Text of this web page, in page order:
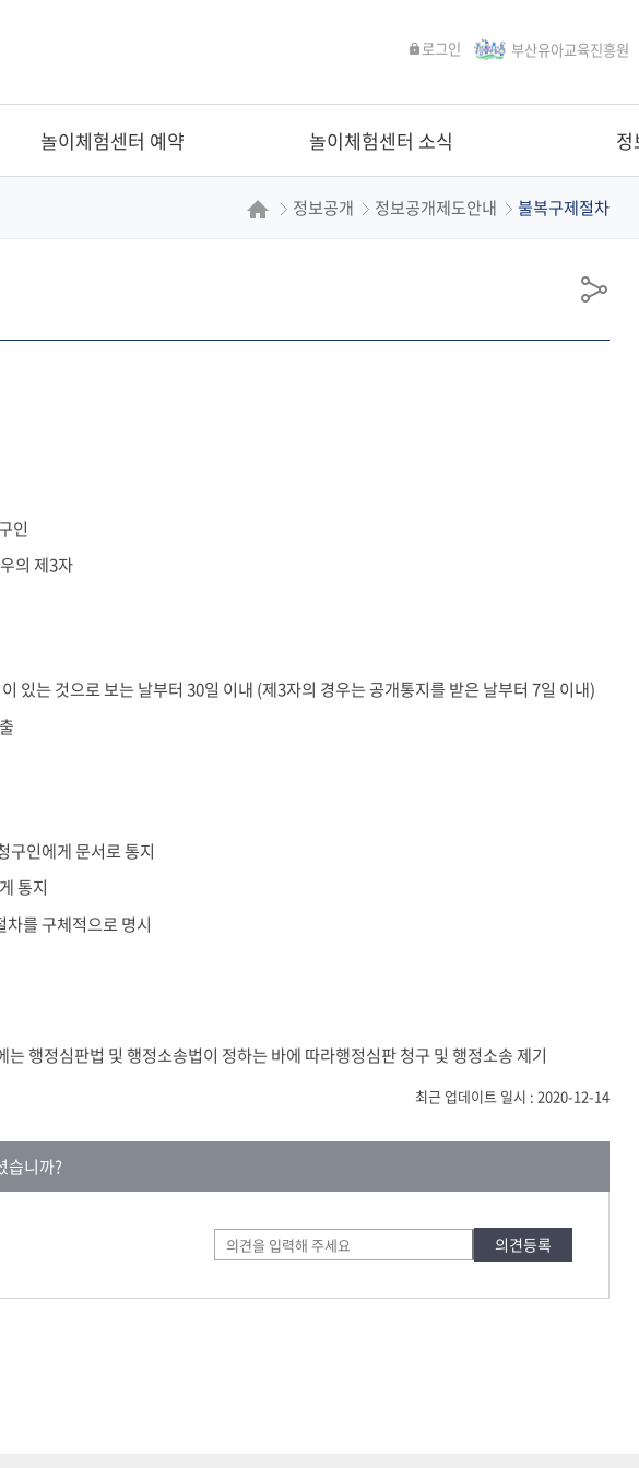
놀이체험센터 예약 놀이체험센터 소식
로그인 부산유아교육진흥원
정보공개 정보공개제도안내 불복구제절차
공
인
의 제3자
있는 것으로 보는 날부터 30일 이내 (제3자의 경우는 공개통지를 받은 날부터 7일 이내)
구인에게 문서로 통지
통지
를 구체적으로 명시
행정심판법 및 행정소송법이 정하는 바에 따라행정심판 청구 및 행정소송 제기
최근 업데이트 일시 : 2020-12-14
습니까?